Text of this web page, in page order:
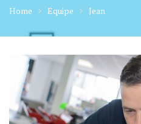
Home Equipe Jean